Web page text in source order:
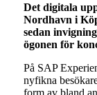
Det digitala
Nordhavn i
sedan
ögonen för
På SAP
nyfikna
form av bland